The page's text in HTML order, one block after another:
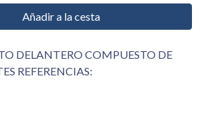
Añadir a la cesta
DELANTERO COMPUESTO DE
REFERENCIAS: